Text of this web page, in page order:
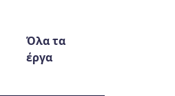
Όλα τα
έργα